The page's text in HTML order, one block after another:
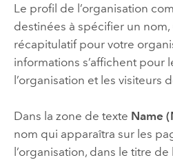
Le profil de l’organisation
destinées à spécifier un
récapitulatif pour votre
informations s’affichent pour
l’organisation et les visiteurs
Dans la zone de texte Name
nom qui apparaîtra sur les
l’organisation, dans le titre